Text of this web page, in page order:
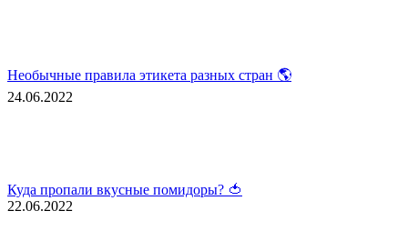
Необычные правила этикета разных стран 🌎
24.06.2022
Куда пропали вкусные помидоры? 🍅
22.06.2022